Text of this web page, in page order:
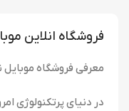
فروشگاه انلاین
معرفی فروشگاه
در دنیای پرتکنولوژی